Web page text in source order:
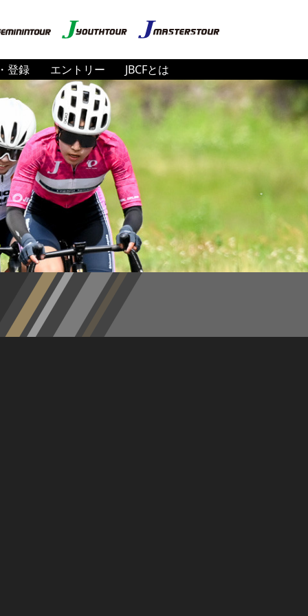
登録 エントリー JBCFとは